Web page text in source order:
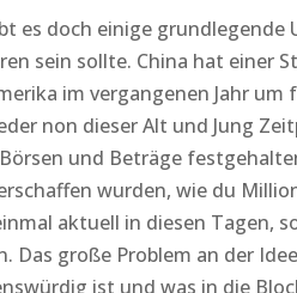
es doch einige grundlegende
sein sollte. China hat einer
im vergangenen Jahr um
non dieser Alt und Jung
und Beträge
wurden, wie du
aktuell in diesen Tagen,
Das große Problem an der
ist und was in die